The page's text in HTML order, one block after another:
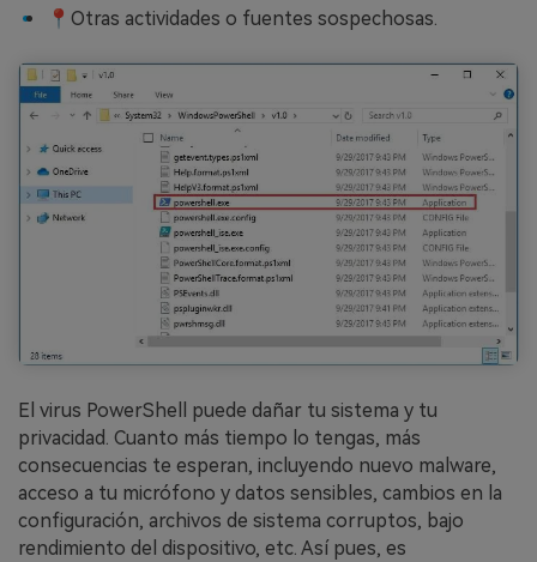
📍Otras actividades o fuentes sospechosas.
El virus PowerShell puede dañar tu sistema y tu
privacidad. Cuanto más tiempo lo tengas, más
consecuencias te esperan, incluyendo nuevo malware,
acceso a tu micrófono y datos sensibles, cambios en la
configuración, archivos de sistema corruptos, bajo
rendimiento del dispositivo, etc. Así pues, es